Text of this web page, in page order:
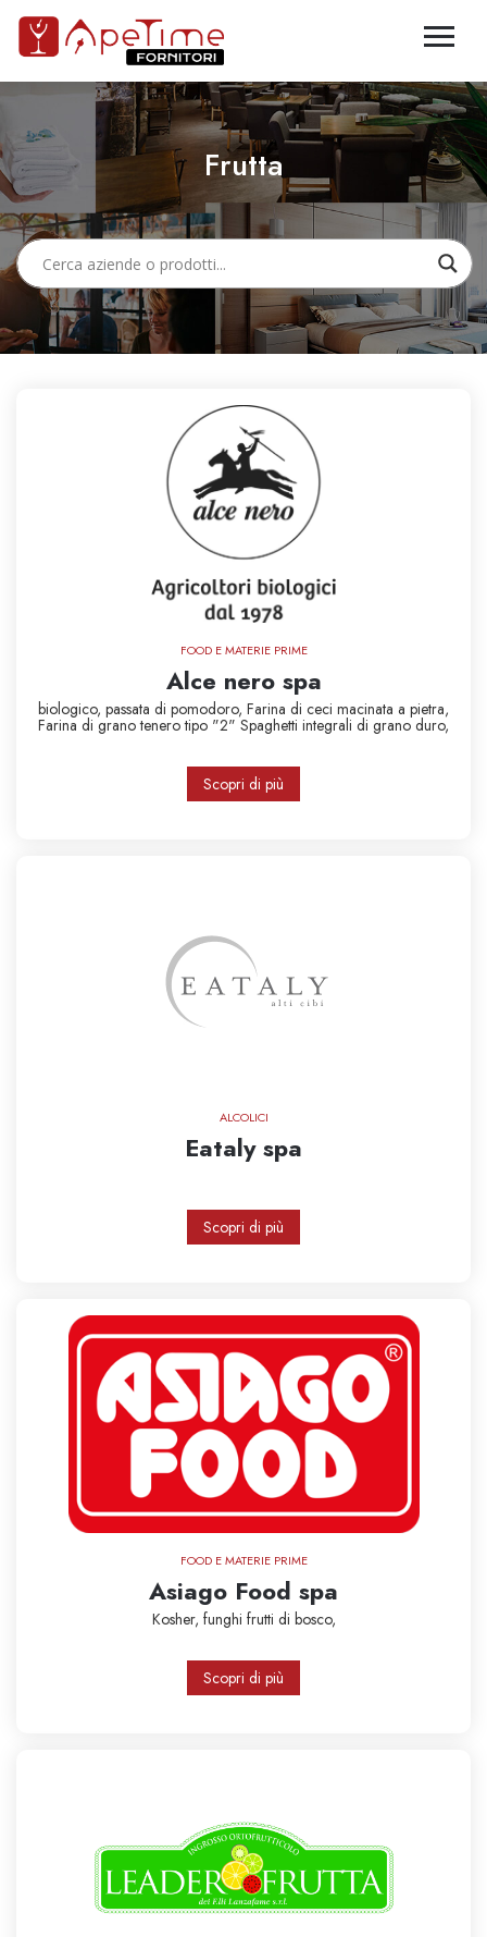
Frutta
FOOD E MATERIE PRIME
Alce nero spa
biologico, passata di pomodoro, Farina di ceci macinata a pietra,
Farina di grano tenero tipo "2" Spaghetti integrali di grano duro,
Scopri di più
ALCOLICI
Eataly spa
Scopri di più
FOOD E MATERIE PRIME
Asiago Food spa
Kosher, funghi frutti di bosco,
Scopri di più